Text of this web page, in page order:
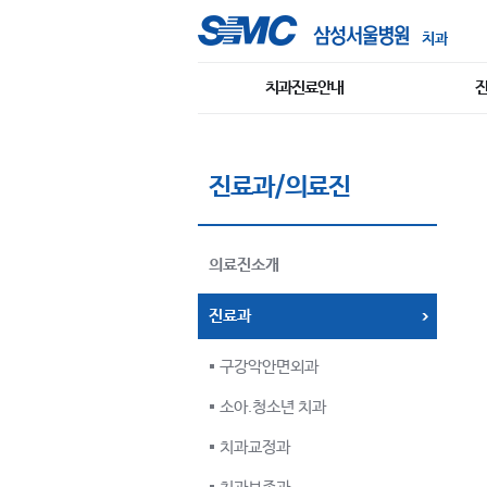
치과
치과진료안내
진료과/의료진
의료진소개
진료과
구강악안면외과
소아.청소년 치과
치과교정과